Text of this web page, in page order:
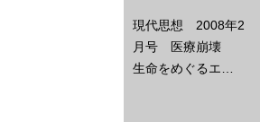
現代思想 2008年2
月号 医療崩壊
生命をめぐるエコ